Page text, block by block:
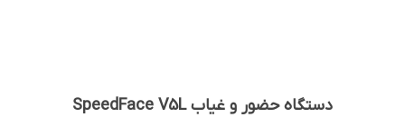
دستگاه حضور و غیاب SpeedFace V5L